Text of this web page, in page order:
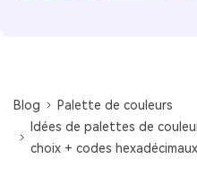
Blog
Palette de couleurs
Idées de palettes de
choix + codes